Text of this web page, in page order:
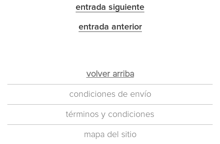
entrada siguiente
entrada anterior
volver arriba
condiciones de envío
términos y condiciones
mapa del sitio